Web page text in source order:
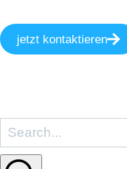
jetzt kontaktieren